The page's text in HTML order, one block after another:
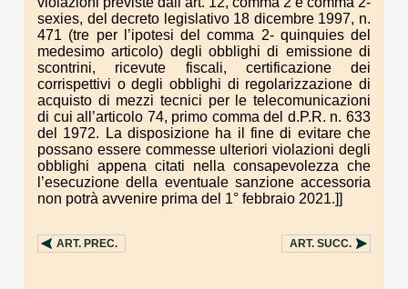
sexies, del decreto legislativo 18 dicembre 1997, n.
471 (tre per l’ipotesi del comma 2- quinquies del
medesimo articolo) degli obblighi di emissione di
scontrini, ricevute fiscali, certificazione dei
corrispettivi o degli obblighi di regolarizzazione di
acquisto di mezzi tecnici per le telecomunicazioni
di cui all’articolo 74, primo comma del d.P.R. n. 633
del 1972. La disposizione ha il fine di evitare che
possano essere commesse ulteriori violazioni degli
obblighi appena citati nella consapevolezza che
l’esecuzione della eventuale sanzione accessoria
non potrà avvenire prima del 1° febbraio 2021.]]
ART. PREC. ART. SUCC.